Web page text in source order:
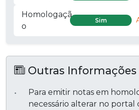
Homologaçã
o
Sim
Outras Informações
Para emitir notas em
necessário alterar no portal